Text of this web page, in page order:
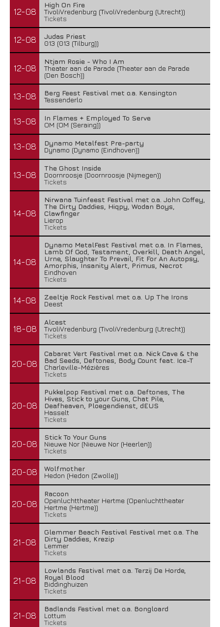
12-08
High On Fire
TivoliVredenburg (TivoliVredenburg (Utrecht))
Tickets
12-08
Judas Priest
013 (013 (Tilburg))
12-08
Ntjam Rosie - Who I Am
Theater aan de Parade (Theater aan de Parade
(Den Bosch))
13-08
Berg Feest Festival met o.a. Kensington
Tessenderlo
13-08
In Flames + Employed To Serve
OM (OM (Seraing))
13-08
Dynamo Metalfest Pre-party
Dynamo (Dynamo (Eindhoven))
13-08
The Ghost Inside
Doornroosje (Doornroosje (Nijmegen))
Tickets
14-08
Nirwana Tuinfeest Festival met o.a. John Coffey,
The Dirty Daddies, Hiqpy, Wodan Boys,
Clawfinger
Lierop
Tickets
14-08
Dynamo MetalFest Festival met o.a. In Flames,
Lamb Of God, Testament, Overkill, Death Angel,
Urne, Slaughter To Prevail, Fit For An Autopsy,
Amorphis, Insanity Alert, Primus, Necrot
Eindhoven
Tickets
14-08
Zeeltje Rock Festival met o.a. Up The Irons
Deest
18-08
Alcest
TivoliVredenburg (TivoliVredenburg (Utrecht))
Tickets
20-08
Cabaret Vert Festival met o.a. Nick Cave & the
Bad Seeds, Deftones, Body Count feat. Ice-T
Charleville-Mézières
Tickets
20-08
Pukkelpop Festival met o.a. Deftones, The
Hives, Stick to your Guns, Chat Pile,
Deafheaven, Ploegendienst, dEUS
Hasselt
Tickets
20-08
Stick To Your Guns
Nieuwe Nor (Nieuwe Nor (Heerlen))
Tickets
20-08
Wolfmother
Hedon (Hedon (Zwolle))
20-08
Racoon
Openluchttheater Hertme (Openluchttheater
Hertme (Hertme))
Tickets
21-08
Glemmer Beach Festival Festival met o.a. The
Dirty Daddies, Krezip
Lemmer
Tickets
21-08
Lowlands Festival met o.a. Terzij De Horde,
Royal Blood
Biddinghuizen
Tickets
21-08
Badlands Festival met o.a. Bongloard
Lottum
Tickets